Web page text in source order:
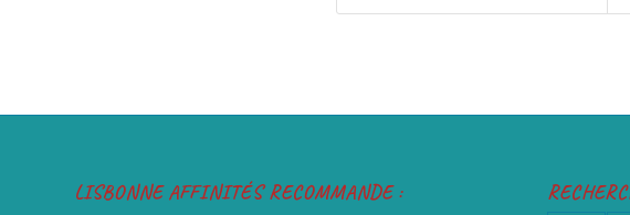
LISBONNE AFFINITÉS RECOMMANDE :